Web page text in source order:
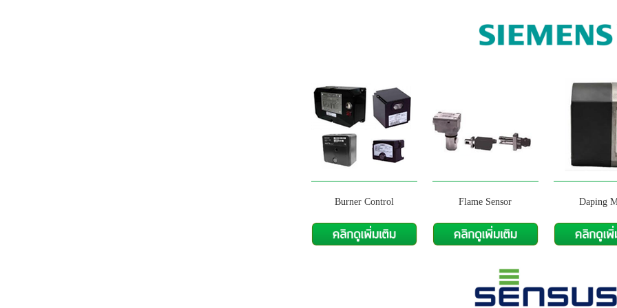
Burner Control Flame Sensor Daping